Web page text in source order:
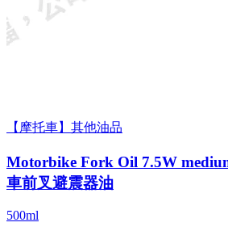
【摩托車】其他油品
Motorbike Fork Oil 7.5W
車前叉避震器油
500ml